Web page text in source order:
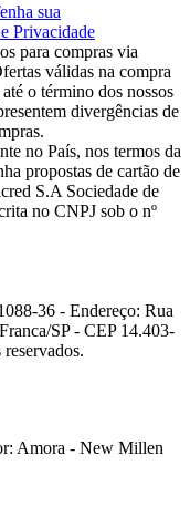
sua
Privacidade
para compras via
válidas na compra
o término dos nossos
divergências de
no País, nos termos da
propostas de cartão de
S.A Sociedade de
no CNPJ sob o nº
36 - Endereço: Rua
SP - CEP 14.403-
Amora - New Millen